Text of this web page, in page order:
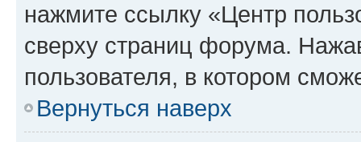
нажмите ссылку «Центр
сверху страниц форума.
пользователя, в котором
Вернуться наверх